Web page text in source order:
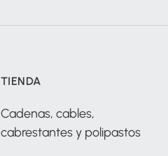
TIENDA
Cadenas, cables,
cabrestantes y polipastos